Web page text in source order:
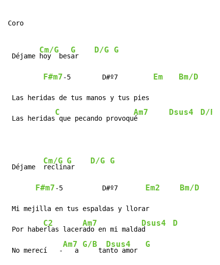
Coro
Déjame
Cm/G
hoy  bes
G
ar
D/G G
F#m7-5        D#º7 Em Bm/D
Las heridas de tus manos y tus pies
Las heridas
C
que pecando provoqu
Am7
é
Dsus4 D/F#
Déjame
Cm/G
reclin
G
ar
D/G G
F#m7-5          D#º7 Em2 Bm/D
Mi mejilla en tus espaldas y llorar
Por habe
C2
rlas lacer
Am7
ado en mi malda
Dsus4
d
D
No merecí   -
Am7
   a
G/B
    ta
Dsus4
nto amor
G